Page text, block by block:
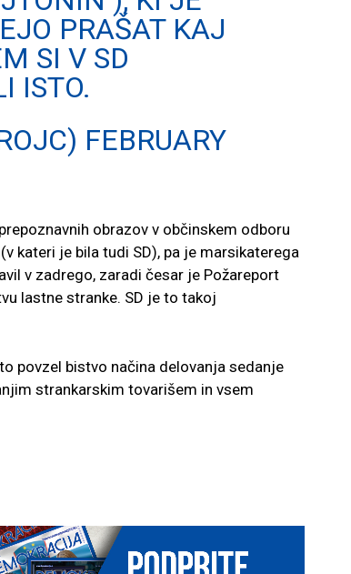
PRAŠAT KAJ
SI V SD
ISTO.
FEBRUARY
obrazov v občinskem odboru
kateri je bila tudi SD), pa je marsikaterega
v zadrego, zaradi česar je Požareport
lastne stranke. SD je to takoj
povzel bistvo načina delovanja sedanje
strankarskim tovarišem in vsem